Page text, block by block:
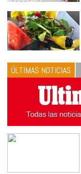
ÚLTIMAS NOTICIAS